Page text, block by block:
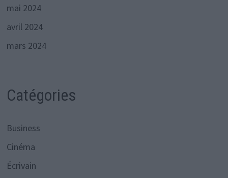
mai 2024
avril 2024
mars 2024
Catégories
Business
Cinéma
Écrivain